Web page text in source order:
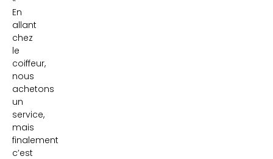
En
allant
chez
le
coiffeur,
nous
achetons
un
service,
mais
finalement
c’est